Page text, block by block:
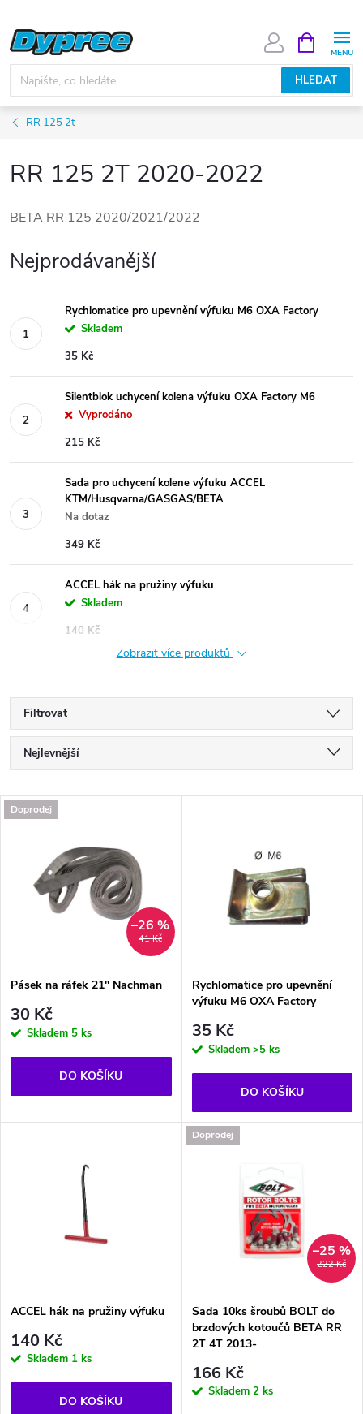
--
Přejít
na
obsah
HLEDAT
NÁKUPNÍ
KOŠÍK
RR 125 2t
RR 125 2T 2020-2022
BETA RR 125 2020/2021/2022
Nejprodávanější
Rychlomatice pro upevnění výfuku M6 OXA Factory
Skladem
35 Kč
Silentblok uchycení kolena výfuku OXA Factory M6
Vyprodáno
215 Kč
Sada pro uchycení kolene výfuku ACCEL
KTM/Husqvarna/GASGAS/BETA
Na dotaz
349 Kč
ACCEL hák na pružiny výfuku
Skladem
140 Kč
Zobrazit více produktů
Filtrovat
Ř
a
p
r
d
Nejlevnější
Nejprodávanější
Abecedně
V
s
p
r
o
ů
Doprodej
41 Kč
–26 %
Pásek na ráfek 21" Nachman
30 Kč
Skladem 5 ks
DO KOŠÍKU
Rychlomatice pro upevnění
výfuku M6 OXA Factory
35 Kč
Skladem >5 ks
DO KOŠÍKU
ACCEL hák na pružiny výfuku
140 Kč
Skladem 1 ks
DO KOŠÍKU
Doprodej
222 Kč
–25 %
Sada 10ks šroubů BOLT do
brzdových kotoučů BETA RR
2T 4T 2013-
166 Kč
Skladem 2 ks